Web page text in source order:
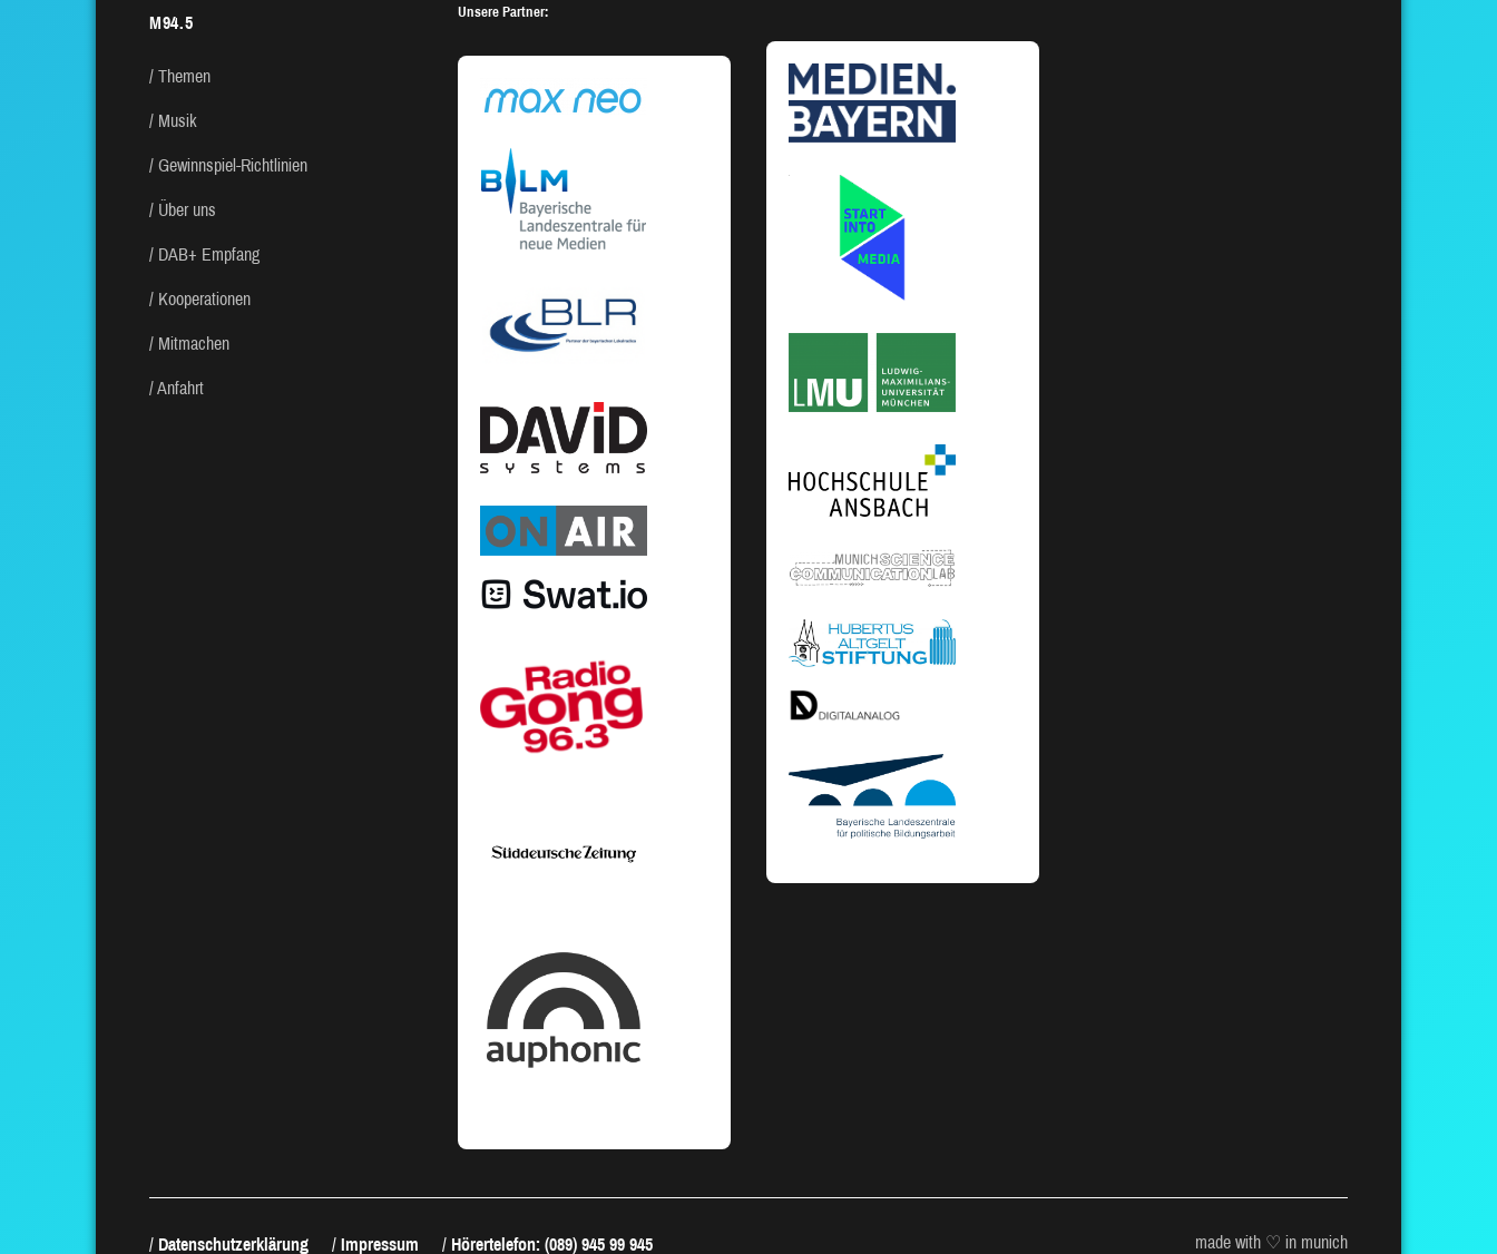
M94.5
Themen
Musik
Gewinnspiel-Richtlinien
Über uns
DAB+ Empfang
Kooperationen
Mitmachen
Anfahrt
Unsere Partner:
Datenschutzerklärung Impressum Hörertelefon: (089) 945 99 945 made with ♡ in munich